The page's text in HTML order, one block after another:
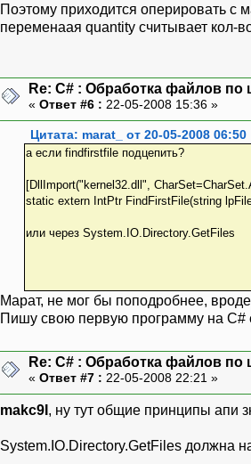
Поэтому приходится оперировать с
переменаая quantity считывает кол-
Re: C# : Обработка файлов по
« Ответ #6 : 22-05-2008 15:36 »
Цитата: marat_ от 20-05-2008 06:50
а если findfirstfile подцепить?
[DllImport("kernel32.dll",
static extern IntPtr FindFirstFile(string
или через System.IO.Directory.GetFiles
Марат, не мог бы поподробнее,
Пишу свою первую программу на C#
Re: C# : Обработка файлов по
« Ответ #7 : 22-05-2008 22:21 »
makc9I , ну тут общие принципы апи
System.IO.Directory.GetFiles должна